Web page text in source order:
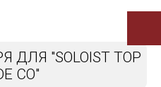
"SOLOIST TOP
CO"